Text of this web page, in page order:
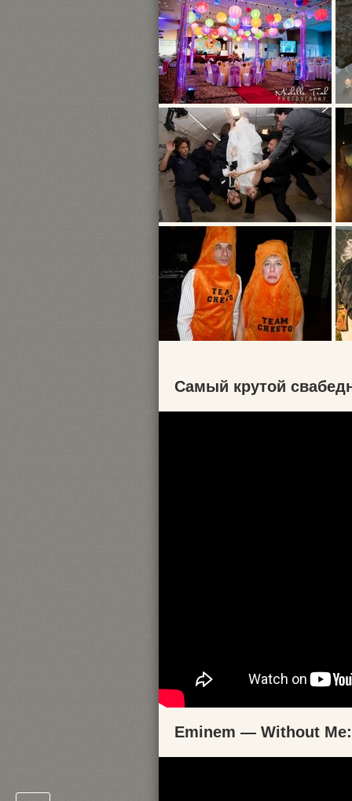
Самый крутой
Eminem — Without Me: